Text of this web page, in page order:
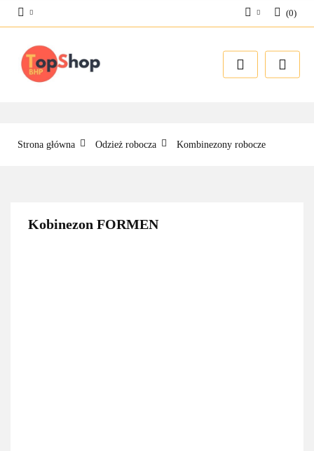
Zarejestruj się
(0)
Strona główna Odzież robocza Kombinezony robocze
Kobinezon FORMEN